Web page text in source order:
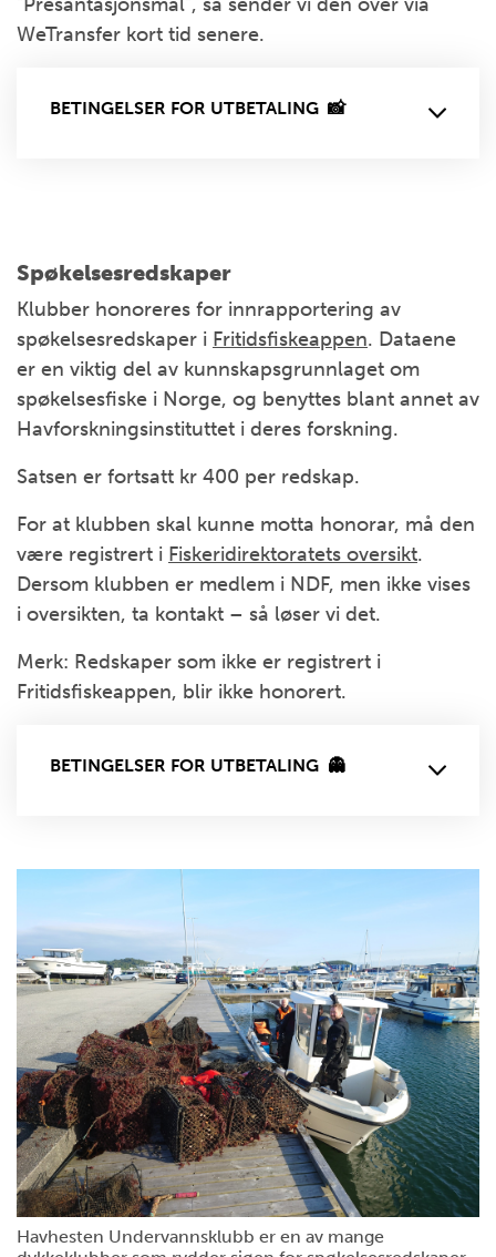
WeTransfer kort tid senere.
BETINGELSER FOR UTBETALING 📸
Spøkelsesredskaper
Klubber honoreres for innrapportering av
spøkelsesredskaper i Fritidsfiskeappen. Dataene
er en viktig del av kunnskapsgrunnlaget om
spøkelsesfiske i Norge, og benyttes blant annet av
Havforskningsinstituttet i deres forskning.
Satsen er fortsatt kr 400 per redskap.
For at klubben skal kunne motta honorar, må den
være registrert i Fiskeridirektoratets oversikt.
Dersom klubben er medlem i NDF, men ikke vises
i oversikten, ta kontakt – så løser vi det.
Merk: Redskaper som ikke er registrert i
Fritidsfiskeappen, blir ikke honorert.
BETINGELSER FOR UTBETALING 👻
Havhesten Undervannsklubb er en av mange